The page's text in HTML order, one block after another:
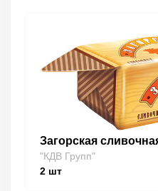
Загорская
"КДВ Групп"
2 шт